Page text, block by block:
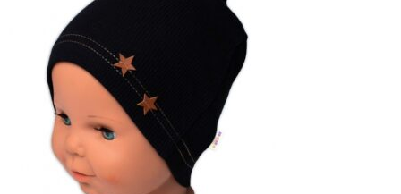
multiple
variants.
options
chosen
product